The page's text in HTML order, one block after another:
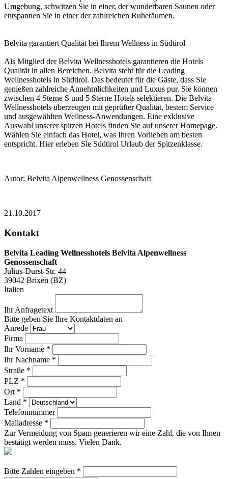
Umgebung, schwitzen Sie in einer, der wunderbaren Saunen oder
entspannen Sie in einer der zahlreichen Ruheräumen.
Belvita garantiert Qualität bei Ihrem Wellness in Südtirol
Als Mitglied der Belvita Wellnesshotels garantieren die Hotels
Qualität in allen Bereichen. Belvita steht für die Leading
Wellnesshotels in Südtirol. Das bedeutet für die Gäste, dass Sie
genießen zahlreiche Annehmlichkeiten und Luxus pur. Sie können
zwischen 4 Sterne S und 5 Sterne Hotels selektieren. Die Belvita
Wellnesshotels überzeugen mit geprüfter Qualität, bestem Service
und ausgewählten Wellness-Anwendungen. Eine exklusive
Auswahl unserer spitzen Hotels finden Sie auf unserer Homepage.
Wählen Sie einfach das Hotel, was Ihren Vorlieben am besten
entspricht. Hier erleben Sie Südtirol Urlaub der Spitzenklasse.
Autor: Belvita Alpenwellness Genossenschaft
21.10.2017
Kontakt
Belvita Leading Wellnesshotels Belvita Alpenwellness
Genossenschaft
Julius-Durst-Str. 44
39042 Brixen (BZ)
Italien
Ihr Anfragetext
Bitte geben Sie Ihre Kontaktdaten an
Anrede
Firma
Ihr Vorname *
Ihr Nachname *
Straße *
PLZ *
Ort *
Land *
Telefonnummer
Mailadresse *
Zur Vermeidung von Spam generieren wir eine Zahl, die von Ihnen
bestätigt werden muss. Vielen Dank.
Bitte Zahlen eingeben *